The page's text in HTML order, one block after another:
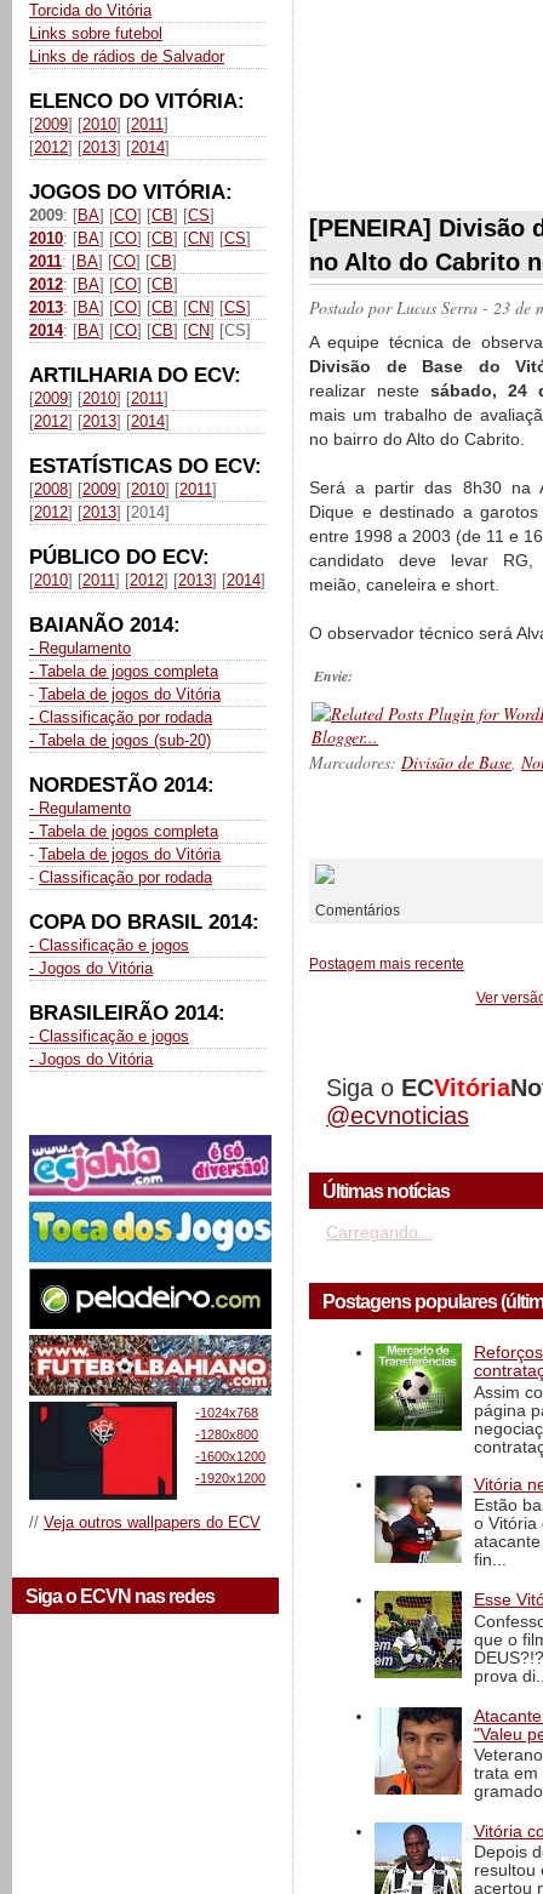
Torcida do Vitória
Links sobre futebol
Links de rádios de Salvador
ELENCO DO VITÓRIA:
[2009] [2010] [2011]
[2012] [2013] [2014]
JOGOS DO VITÓRIA:
2009: [BA] [CO] [CB] [CS]
2010: [BA] [CO] [CB] [CN] [CS]
2011: [BA] [CO] [CB]
2012: [BA] [CO] [CB]
2013: [BA] [CO] [CB] [CN] [CS]
2014: [BA] [CO] [CB] [CN] [CS]
ARTILHARIA DO ECV:
[2009] [2010] [2011]
[2012] [2013] [2014]
ESTATÍSTICAS DO ECV:
[2008] [2009] [2010] [2011]
[2012] [2013] [2014]
PÚBLICO DO ECV:
[2010] [2011] [2012] [2013] [2014]
BAIANÃO 2014:
- Regulamento
- Tabela de jogos completa
- Tabela de jogos do Vitória
- Classificação por rodada
- Tabela de jogos (sub-20)
NORDESTÃO 2014:
- Regulamento
- Tabela de jogos completa
- Tabela de jogos do Vitória
- Classificação por rodada
COPA DO BRASIL 2014:
- Classificação e jogos
- Jogos do Vitória
BRASILEIRÃO 2014:
- Classificação e jogos
- Jogos do Vitória
-1024x768
-1280x800
-1600x1200
-1920x1200
// Veja outros wallpapers do ECV
Siga o ECVN nas redes
[PENEIRA] Divisão
no Alto do Cabrito
Postado porLucas Serra - 23 de
A equipe técnica de
Divisão de Base do
realizar neste sábado, 24
mais um trabalho de
no bairro do Alto do Cabrito.
Será a partir das 8h30 na
Dique e destinado a garotos
entre 1998 a 2003 (de 11 e
candidato deve levar RG,
meião, caneleira e short.
O observador técnico será
Envie:
Marcadores: Divisão de Base,
Comentários
Postagem mais recente
Ver
Siga o ECVitória
@ecvnoticias
Últimas notícias
Carregando...
Postagens populares
Assim
página
Vitória
Estão
o Vitória
fin...
Esse
que o
prova
"Valeu
trata em
Vitória
Depois
resultou
acertou